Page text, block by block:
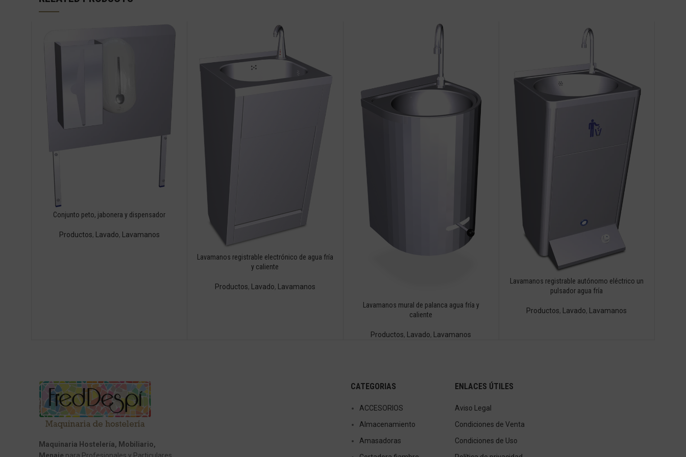
Conjunto peto, jabonera y dispensador
Productos, Lavado, Lavamanos
Lavamanos registrable electrónico de agua fría
y caliente
Productos, Lavado, Lavamanos
Lavamanos mural de palanca agua fría y
caliente
Productos, Lavado, Lavamanos
Lavamanos registrable autónomo eléctrico un
pulsador agua fría
Productos, Lavado, Lavamanos
Maquinaria Hostelería, Mobiliario,
Menaje para Profesionales y Particulares.
CATEGORIAS
ACCESORIOS
Almacenamiento
Amasadoras
ENLACES ÚTILES
Aviso Legal
Condiciones de Venta
Condiciones de Uso